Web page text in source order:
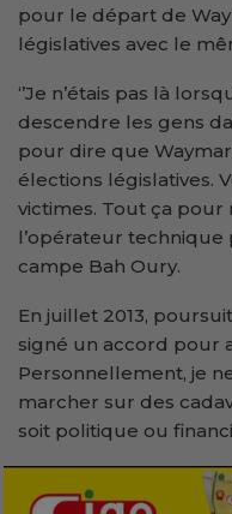
pour le départ de
législatives avec le
‘’Je n’étais pas là
descendre les gens
pour dire que
élections législatives.
victimes. Tout ça pour
l’opérateur technique
campe Bah Oury.
En juillet 2013,
signé un accord pour
Personnellement, je
marcher sur des
soit politique ou